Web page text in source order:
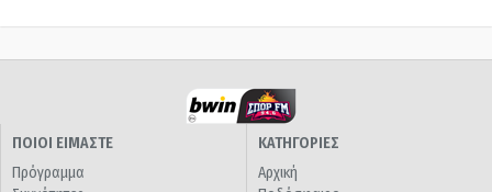
ΠΟΙΟΙ ΕΙΜΑΣΤΕ
Πρόγραμμα
ΚΑΤΗΓΟΡΙΕΣ
Αρχική